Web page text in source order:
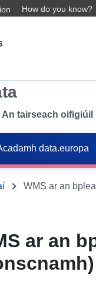
How do you know?
An tairseach
data.europa
WMS ar an
ar an